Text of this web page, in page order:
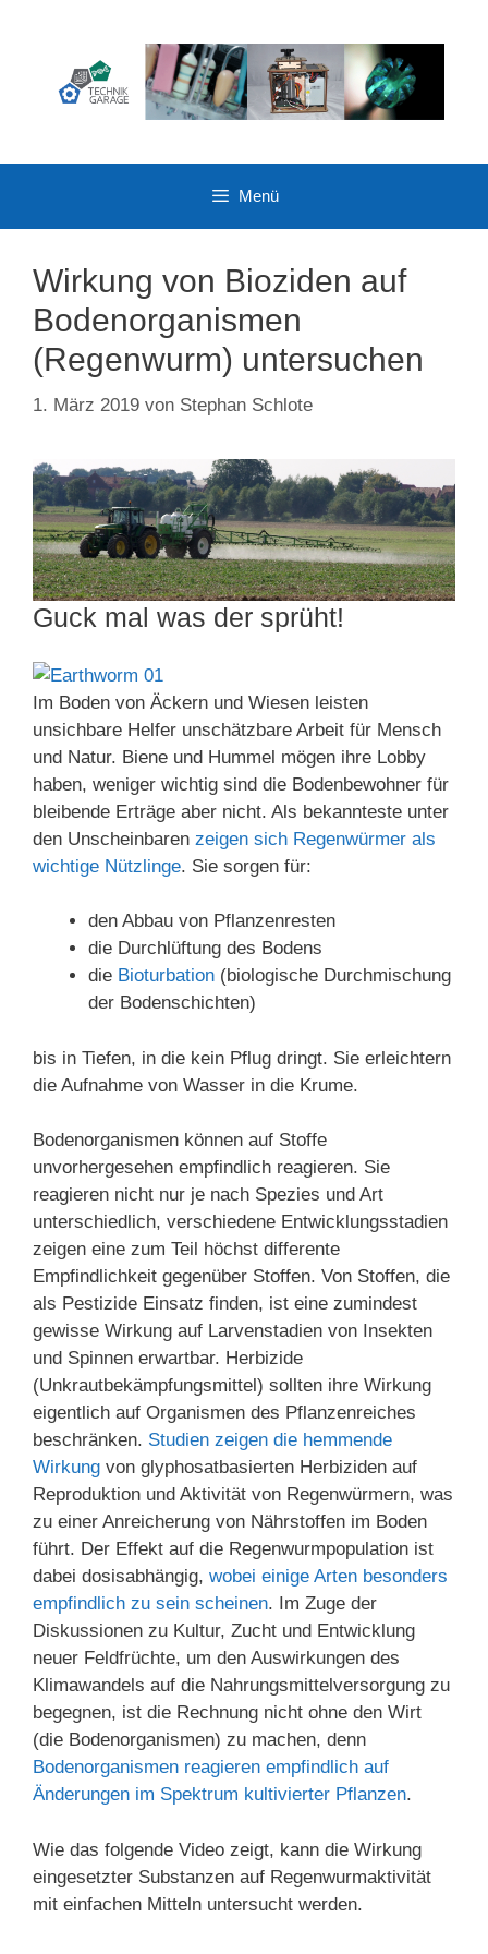
Menü
Wirkung von Bioziden auf
Bodenorganismen
(Regenwurm) untersuchen
1. März 2019 von Stephan Schlote
Guck mal was der sprüht!
Im Boden von Äckern und Wiesen leisten
unsichbare Helfer unschätzbare Arbeit für Mensch
und Natur. Biene und Hummel mögen ihre Lobby
haben, weniger wichtig sind die Bodenbewohner für
bleibende Erträge aber nicht. Als bekannteste unter
den Unscheinbaren zeigen sich Regenwürmer als
wichtige Nützlinge. Sie sorgen für:
den Abbau von Pflanzenresten
die Durchlüftung des Bodens
die Bioturbation (biologische Durchmischung
der Bodenschichten)
bis in Tiefen, in die kein Pflug dringt. Sie erleichtern
die Aufnahme von Wasser in die Krume.
Bodenorganismen können auf Stoffe
unvorhergesehen empfindlich reagieren. Sie
reagieren nicht nur je nach Spezies und Art
unterschiedlich, verschiedene Entwicklungsstadien
zeigen eine zum Teil höchst differente
Empfindlichkeit gegenüber Stoffen. Von Stoffen, die
als Pestizide Einsatz finden, ist eine zumindest
gewisse Wirkung auf Larvenstadien von Insekten
und Spinnen erwartbar. Herbizide
(Unkrautbekämpfungsmittel) sollten ihre Wirkung
eigentlich auf Organismen des Pflanzenreiches
beschränken. Studien zeigen die hemmende
Wirkung von glyphosatbasierten Herbiziden auf
Reproduktion und Aktivität von Regenwürmern, was
zu einer Anreicherung von Nährstoffen im Boden
führt. Der Effekt auf die Regenwurmpopulation ist
dabei dosisabhängig, wobei einige Arten besonders
empfindlich zu sein scheinen. Im Zuge der
Diskussionen zu Kultur, Zucht und Entwicklung
neuer Feldfrüchte, um den Auswirkungen des
Klimawandels auf die Nahrungsmittelversorgung zu
begegnen, ist die Rechnung nicht ohne den Wirt
(die Bodenorganismen) zu machen, denn
Bodenorganismen reagieren empfindlich auf
Änderungen im Spektrum kultivierter Pflanzen.
Wie das folgende Video zeigt, kann die Wirkung
eingesetzter Substanzen auf Regenwurmaktivität
mit einfachen Mitteln untersucht werden.